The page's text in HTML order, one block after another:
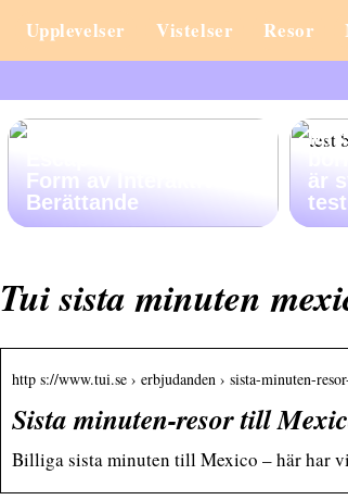
Upplevelser Vistelser Resor
Form av Interaktiv
Berättande
är
Tui sista minuten
http s://www.tui.se › erbjudanden › sista-minuten-
Sista minuten-resor till
Billiga sista minuten till Mexico – här har